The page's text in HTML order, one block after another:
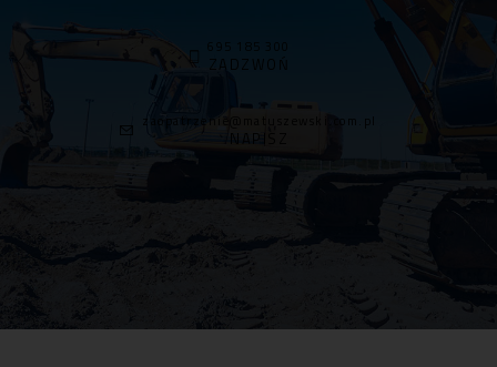
695 185 300
ZADZWOŃ
zaopatrzenie@matuszewski.com.pl